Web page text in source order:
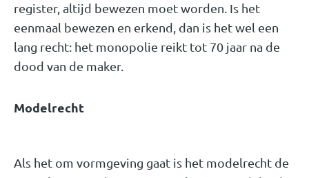
register, altijd bewezen moet worden. Is het
eenmaal bewezen en erkend, dan is het wel een
lang recht: het monopolie reikt tot 70 jaar na de
dood van de maker.
Modelrecht
Als het om vormgeving gaat is het modelrecht de